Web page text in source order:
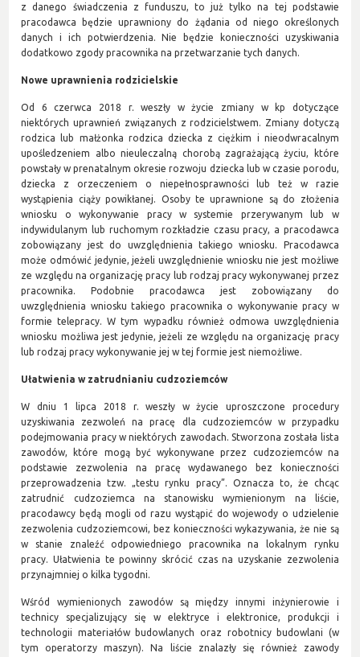
z danego świadczenia z funduszu, to już tylko na tej podstawie
pracodawca będzie uprawniony do żądania od niego określonych
danych i ich potwierdzenia. Nie będzie konieczności uzyskiwania
dodatkowo zgody pracownika na przetwarzanie tych danych.
Nowe uprawnienia rodzicielskie
Od 6 czerwca 2018 r. weszły w życie zmiany w kp dotyczące
niektórych uprawnień związanych z rodzicielstwem. Zmiany dotyczą
rodzica lub małżonka rodzica dziecka z ciężkim i nieodwracalnym
upośledzeniem albo nieuleczalną chorobą zagrażającą życiu, które
powstały w prenatalnym okresie rozwoju dziecka lub w czasie porodu,
dziecka z orzeczeniem o niepełnosprawności lub też w razie
wystąpienia ciąży powikłanej. Osoby te uprawnione są do złożenia
wniosku o wykonywanie pracy w systemie przerywanym lub w
indywidulanym lub ruchomym rozkładzie czasu pracy, a pracodawca
zobowiązany jest do uwzględnienia takiego wniosku. Pracodawca
może odmówić jedynie, jeżeli uwzględnienie wniosku nie jest możliwe
ze względu na organizację pracy lub rodzaj pracy wykonywanej przez
pracownika. Podobnie pracodawca jest zobowiązany do
uwzględnienia wniosku takiego pracownika o wykonywanie pracy w
formie telepracy. W tym wypadku również odmowa uwzględnienia
wniosku możliwa jest jedynie, jeżeli ze względu na organizację pracy
lub rodzaj pracy wykonywanie jej w tej formie jest niemożliwe.
Ułatwienia w zatrudnianiu cudzoziemców
W dniu 1 lipca 2018 r. weszły w życie uproszczone procedury
uzyskiwania zezwoleń na pracę dla cudzoziemców w przypadku
podejmowania pracy w niektórych zawodach. Stworzona została lista
zawodów, które mogą być wykonywane przez cudzoziemców na
podstawie zezwolenia na pracę wydawanego bez konieczności
przeprowadzenia tzw. „testu rynku pracy”. Oznacza to, że chcąc
zatrudnić cudzoziemca na stanowisku wymienionym na liście,
pracodawcy będą mogli od razu wystąpić do wojewody o udzielenie
zezwolenia cudzoziemcowi, bez konieczności wykazywania, że nie są
w stanie znaleźć odpowiedniego pracownika na lokalnym rynku
pracy. Ułatwienia te powinny skrócić czas na uzyskanie zezwolenia
przynajmniej o kilka tygodni.
Wśród wymienionych zawodów są między innymi inżynierowie i
technicy specjalizujący się w elektryce i elektronice, produkcji i
technologii materiałów budowlanych oraz robotnicy budowlani (w
tym operatorzy maszyn). Na liście znalazły się również zawody